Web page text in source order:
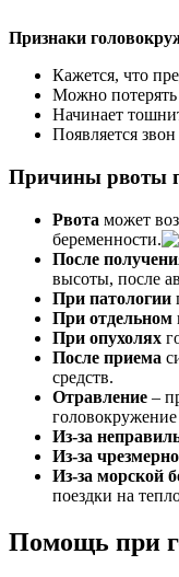
Признаки
Кажется, что
Можно потерять
Начинает
Появляется
Причины рвоты
Рвота может
беременности.
После
высоты, после
При патологии
При отдельном
При опухолях
После приема
средств.
Отравление –
Из-за
Из-за
Из-за морской
поездки на
Помощь при